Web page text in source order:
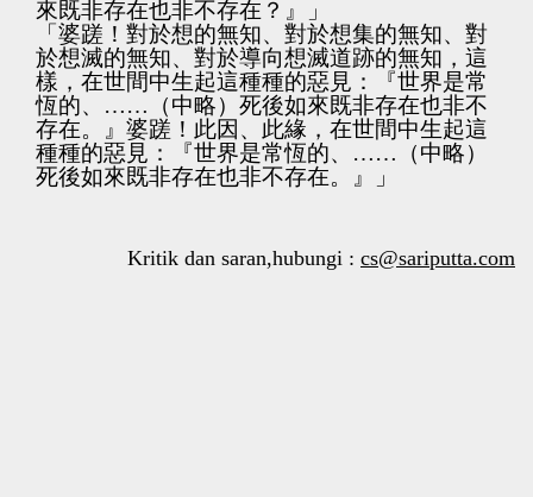
來既非存在也非不存在？』」
「婆蹉！對於想的無知、對於想集的無知、對
於想滅的無知、對於導向想滅道跡的無知，這
樣，在世間中生起這種種的惡見：『世界是常
恆的、……（中略）死後如來既非存在也非不
存在。』婆蹉！此因、此緣，在世間中生起這
種種的惡見：『世界是常恆的、……（中略）
死後如來既非存在也非不存在。』」
Kritik dan saran,hubungi : cs@sariputta.com